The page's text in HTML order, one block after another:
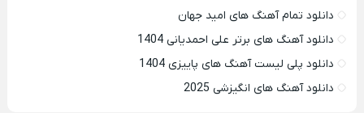
دانلود تمام آهنگ های امید جهان
دانلود آهنگ های برتر علی احمدیانی 1404
دانلود پلی لیست آهنگ های پاییزی 1404
دانلود آهنگ های انگیزشی 2025